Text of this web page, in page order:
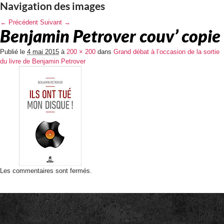
Navigation des images
← Précédent Suivant →
Benjamin Petrover couv’ copie
Publié le 4 mai 2015 à 200 × 200 dans Grand débat à l’occasion de la sortie
du livre de Benjamin Petrover
Les commentaires sont fermés.